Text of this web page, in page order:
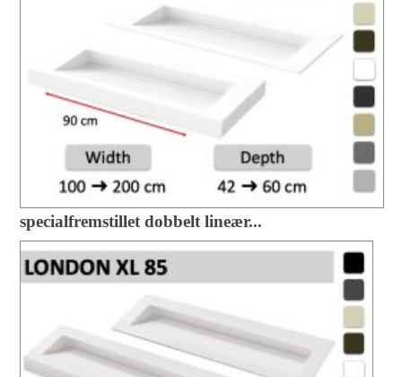
specialfremstillet dobbelt lineær...